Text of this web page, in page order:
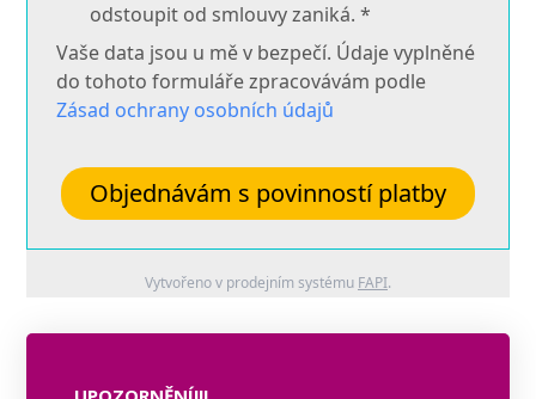
odstoupit od smlouvy zaniká. *
Vaše data jsou u mě v bezpečí. Údaje vyplněné
do tohoto formuláře zpracovávám podle
Zásad ochrany osobních údajů
Objednávám s povinností platby
Vytvořeno v prodejním systému FAPI.